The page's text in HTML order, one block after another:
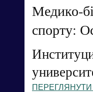
Медико-
спорту:
ПЕРЕГЛЯНУТИ